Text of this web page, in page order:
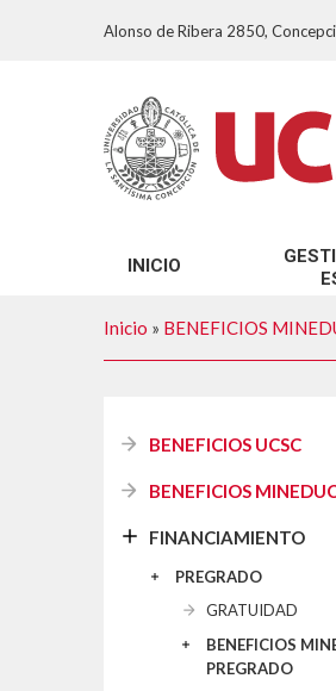
Alonso de Ribera 2850,
INICIO
SOBRE
TRÁMITES
Inicio » BENEFICIOS
BENEFICIOS UCSC
BENEFICIOS
FINANCIAMIENTO
PREGRADO
GRATUIDAD
BENEFICIOS
PREGRADO